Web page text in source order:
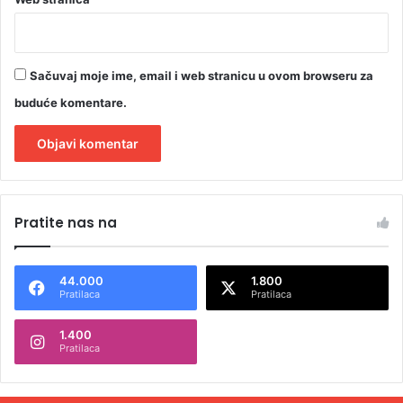
Sačuvaj moje ime, email i web stranicu u ovom browseru za
buduće komentare.
t
n
t
Pratite nas na
44.000
Pratilaca
1.800
Pratilaca
1.400
Pratilaca